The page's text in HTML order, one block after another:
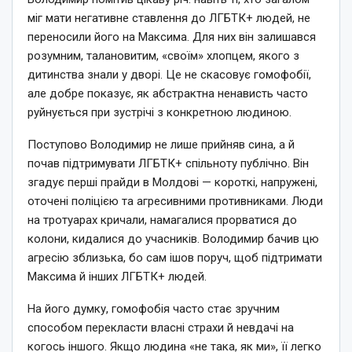
міг мати негативне ставлення до ЛГБТК+ людей, не
переносили його на Максима. Для них він залишався
розумним, талановитим, «своїм» хлопцем, якого з
дитинства знали у дворі. Це не скасовує гомофобії,
але добре показує, як абстрактна ненависть часто
руйнується при зустрічі з конкретною людиною.
Поступово Володимир не лише прийняв сина, а й
почав підтримувати ЛГБТК+ спільноту публічно. Він
згадує перші прайди в Молдові — короткі, напружені,
оточені поліцією та агресивними противниками. Люди
на тротуарах кричали, намагалися прорватися до
колони, кидалися до учасників. Володимир бачив цю
агресію зблизька, бо сам ішов поруч, щоб підтримати
Максима й інших ЛГБТК+ людей.
На його думку, гомофобія часто стає зручним
способом перекласти власні страхи й невдачі на
когось іншого. Якщо людина «не така, як ми», її легко